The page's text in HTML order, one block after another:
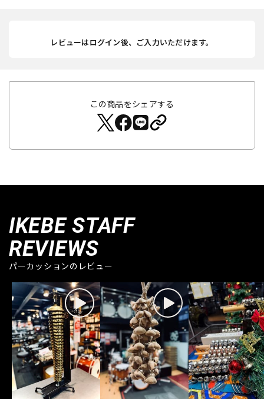
レビューはログイン後、ご入力いただけます。
この商品をシェアする
IKEBE STAFF
REVIEWS
パーカッションのレビュー